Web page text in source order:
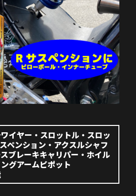
イヤー・スロットル・スロッ
ペンション ・アクスルシャフ
ブレーキキャリパー ・ホイル
グアームピポット